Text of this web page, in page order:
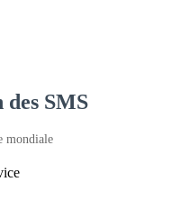
SMS
mondiale